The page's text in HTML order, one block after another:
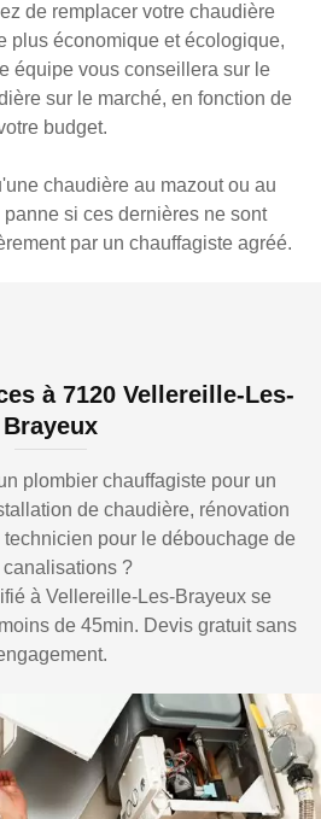
de remplacer votre chaudière
plus économique et écologique,
équipe vous conseillera sur le
sur le marché, en fonction de
budget.
chaudière au mazout ou au
si ces dernières ne sont
par un chauffagiste agréé.
à 7120 Vellereille-Les-
Brayeux
plombier chauffagiste pour un
de chaudière, rénovation
pour le débouchage de
canalisations ?
à Vellereille-Les-Brayeux se
de 45min. Devis gratuit sans